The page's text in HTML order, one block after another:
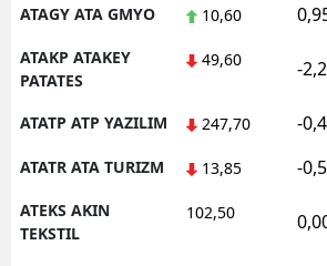
ATAGY ATA GMYO 10,60
ATAKP ATAKEY
PATATES
49,60 -
ATATP ATP YAZILIM 247,70 -
ATATR ATA TURIZM 13,85 -
ATEKS AKIN
TEKSTIL
102,50